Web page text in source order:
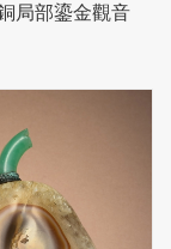
局部鎏金觀音